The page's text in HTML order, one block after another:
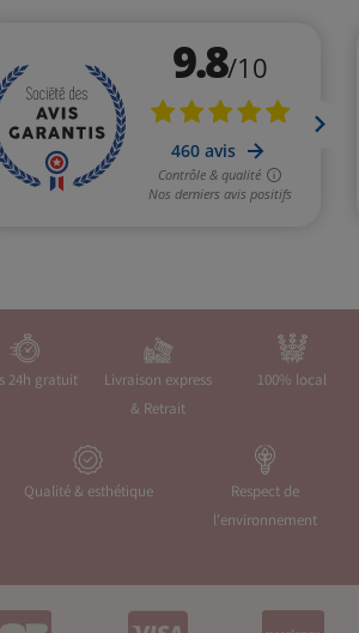
24h gratuit
Livraison express
& Retrait
100% local
Qualité & esthétique
Respect de
l'environnement